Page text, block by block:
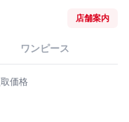
店舗案内
ワンピース
価格